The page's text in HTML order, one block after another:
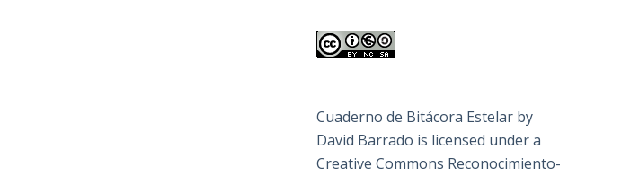
Cuaderno de Bitácora Estelar by
David Barrado is licensed under a
Creative Commons Reconocimiento-